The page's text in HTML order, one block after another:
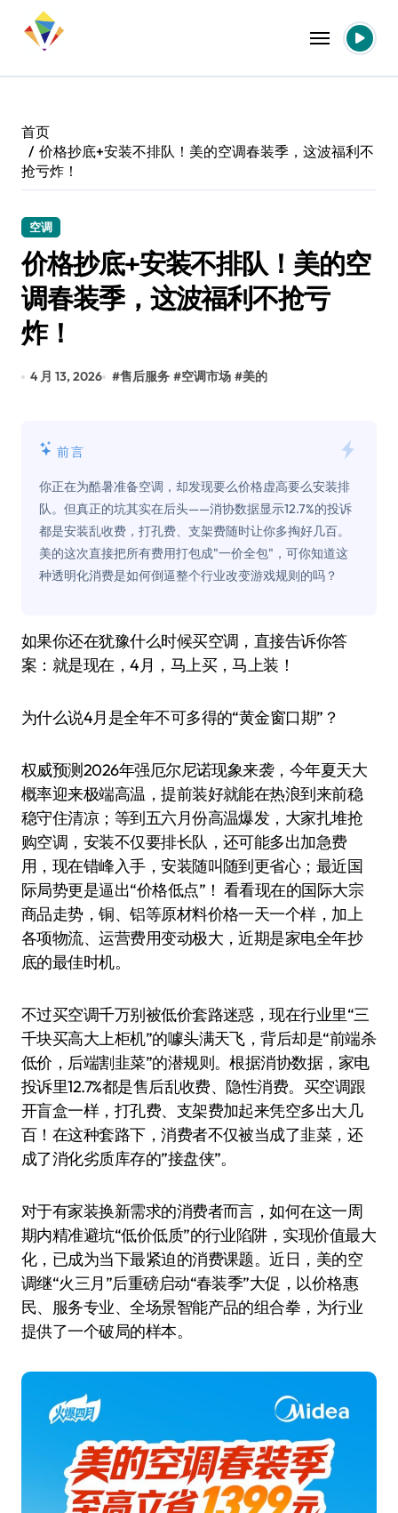
首页
价格抄底+安装不排队！美的空调春装季，这波福利不
抢亏炸！
空调
价格抄底+安装不排队！美的空
调春装季，这波福利不抢亏
炸！
4 月 13, 2026 #售后服务 #空调市场 #美的
前言
你正在为酷暑准备空调，却发现要么价格虚高要么安装排
队。但真正的坑其实在后头——消协数据显示12.7%的投诉
都是安装乱收费，打孔费、支架费随时让你多掏好几百。
美的这次直接把所有费用打包成"一价全包"，可你知道这
种透明化消费是如何倒逼整个行业改变游戏规则的吗？
如果你还在犹豫什么时候买空调，直接告诉你答
案：就是现在，4月，马上买，马上装！
为什么说4月是全年不可多得的“黄金窗口期”？
权威预测2026年强厄尔尼诺现象来袭，今年夏天大
概率迎来极端高温，提前装好就能在热浪到来前稳
稳守住清凉；等到五六月份高温爆发，大家扎堆抢
购空调，安装不仅要排长队，还可能多出加急费
用，现在错峰入手，安装随叫随到更省心；最近国
际局势更是逼出“价格低点”！ 看看现在的国际大宗
商品走势，铜、铝等原材料价格一天一个样，加上
各项物流、运营费用变动极大，近期是家电全年抄
底的最佳时机。
不过买空调千万别被低价套路迷惑，现在行业里“三
千块买高大上柜机”的噱头满天飞，背后却是“前端杀
低价，后端割韭菜”的潜规则。根据消协数据，家电
投诉里12.7%都是售后乱收费、隐性消费。买空调跟
开盲盒一样，打孔费、支架费加起来凭空多出大几
百！在这种套路下，消费者不仅被当成了韭菜，还
成了消化劣质库存的”接盘侠”。
对于有家装换新需求的消费者而言，如何在这一周
期内精准避坑“低价低质”的行业陷阱，实现价值最大
化，已成为当下最紧迫的消费课题。近日，美的空
调继“火三月”后重磅启动“春装季”大促，以价格惠
民、服务专业、全场景智能产品的组合拳，为行业
提供了一个破局的样本。